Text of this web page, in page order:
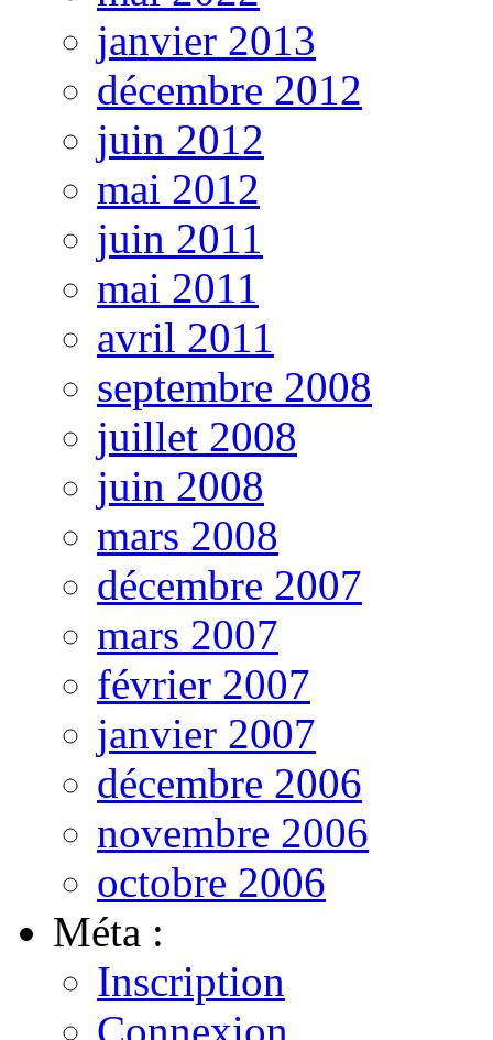
janvier 2013
décembre 2012
juin 2012
mai 2012
juin 2011
mai 2011
avril 2011
septembre 2008
juillet 2008
juin 2008
mars 2008
décembre 2007
mars 2007
février 2007
janvier 2007
décembre 2006
novembre 2006
octobre 2006
Méta :
Inscription